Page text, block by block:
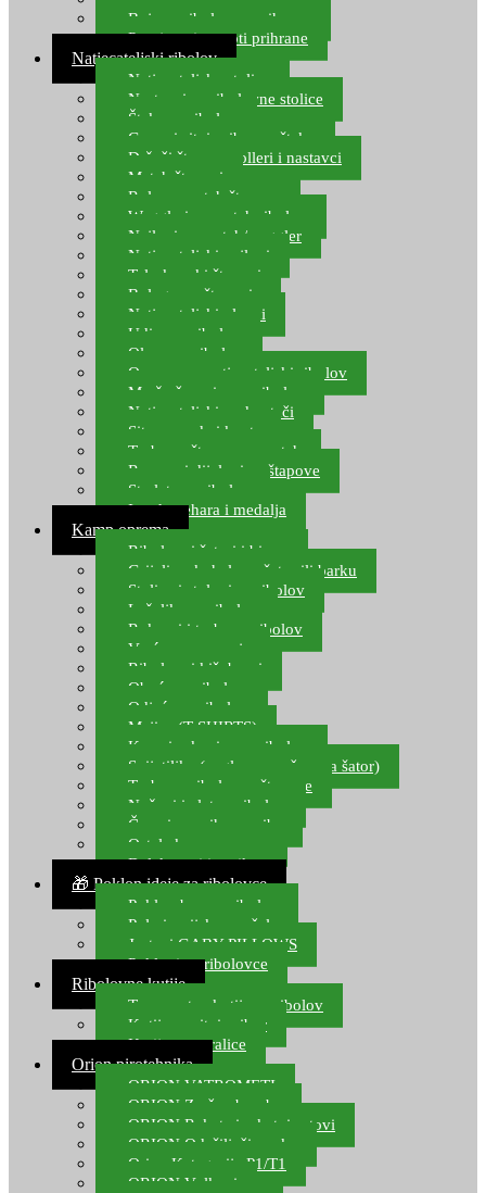
Boje za ribolovnu prihranu
Provjereni recepti prihrane
Natjecateljski ribolov
Natjecateljske stolice
Nastavci za ribolovne stolice
Šteke za ribolov
Gume i sitni pribor za šteku
Držači štapova rolleri i nastavci
Match štapovi
Role za match štapove
Waggleri za match ribolov
Najloni za match/waggler
Natjecateljski najloni
Teleskopski štapovi
Bolognese štapovi
Natjecateljski plovci
Udice za ribolov
Olovo za ribolov
Oprema za natjecateljski ribolov
Mreže čuvarice za ribolov
Natjecateljski podmetači
Sito, posude i kante
Torbe za štapove – match
Rezervni dijelovi za štapove
Starlete za ribolov
Izrada pehara i medalja
Kamp oprema
Ribolovni šatori i bivvy
Grijalice, kuhala za šator ili barku
Stolice i stolovi za ribolov
Ležaljke za ribolov
Ruksaci i torbe za ribolov
Vreće za spavanje
Ribolovni kišobrani
Obuća za ribolov
Odjeća za ribolov
Majice (T-SHIRTS)
Kape i rukavice za ribolov
Svijetiljke (naglavne, ručne, za šator)
Torbe za ribolovne štapove
Noževi i alat za ribolov
Čamci za prihranu ribe
Ostala kamp oprema
Dalekozori i optika
🎁 Poklon ideje za ribolovce
Poklon bon za ribolov
Polarizacijske naočale
Jastuci GABY PILLOWS
Pokloni za ribolovce
Ribolovne kutije
Transportne kutije za ribolov
Kutije za sitni pribor
Kutije za varalice
Orion pirotehnika
ORION VATROMETI
ORION Zračne bombe
ORION Rakete i raketni setovi
ORION Odašiljači zvuka
Orion Kategorija P1/T1
ORION Vulkani